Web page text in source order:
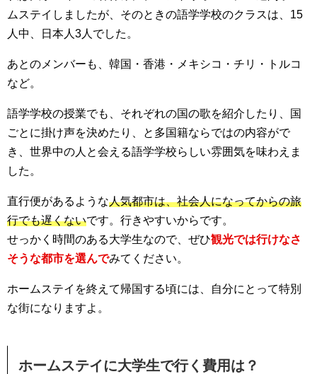
ムステイしましたが、そのときの語学学校のクラスは、15
人中、日本人3人でした。
あとのメンバーも、韓国・香港・メキシコ・チリ・トルコ
など。
語学学校の授業でも、それぞれの国の歌を紹介したり、国
ごとに掛け声を決めたり、と多国籍ならではの内容がで
き、世界中の人と会える語学学校らしい雰囲気を味わえま
した。
直行便があるような人気都市は、社会人になってからの旅
行でも遅くないです。行きやすいからです。
せっかく時間のある大学生なので、ぜひ観光では行けなさ
そうな都市を選んでみてください。
ホームステイを終えて帰国する頃には、自分にとって特別
な街になりますよ。
ホームステイに大学生で行く費用は？